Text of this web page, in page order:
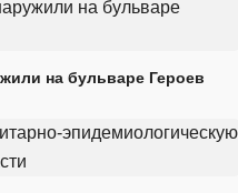
на бульваре Героев